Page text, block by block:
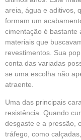
areia, água e aditivos,
formam um
cimentação é bastante
materiais que
revestimentos . Sua
conta das variadas
se uma escolha não
atraente.
Uma das principais
resistência. Quando
desgaste e a pressão,
tráfego, como